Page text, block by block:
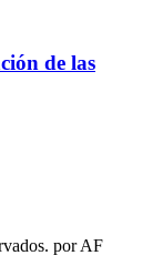
de las
por AF